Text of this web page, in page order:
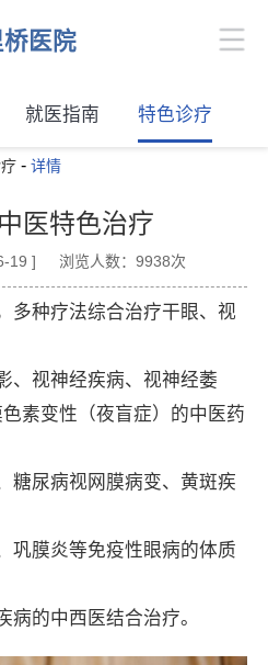
医院
就医指南 特色诊疗
-详情
医特色治疗
19 ] 浏览人数：9938次
多种疗法综合治疗干眼、视
、视神经疾病、视神经萎
素变性（夜盲症）的中医药
糖尿病视网膜病变、黄斑疾
巩膜炎等免疫性眼病的体质
病的中西医结合治疗。